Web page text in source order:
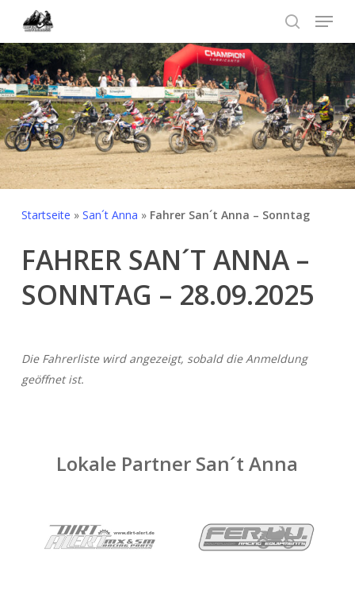
main
content
Menu
Startseite » San´t Anna » Fahrer San´t Anna – Sonntag
FAHRER SAN´T ANNA–
SONNTAG – 28.09.2025
Die Fahrerliste wird angezeigt, sobald die Anmeldung
geöffnet ist.
Lokale Partner San´t Anna
Menü